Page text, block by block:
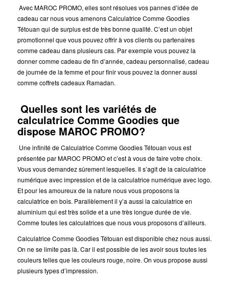
Avec MAROC PROMO, elles sont résolues vos pannes d’idée de
cadeau car nous vous amenons Calculatrice Comme Goodies
Tétouan qui de surplus est de très bonne qualité. C’est un objet
promotionnel que vous pouvez offrir à vos clients ou partenaires
comme cadeau dans plusieurs cas. Par exemple vous pouvez la
donner comme cadeau de fin d’année, cadeau personnalisé, cadeau
de journée de la femme et pour finir vous pouvez la donner aussi
comme coffrets cadeaux Ramadan.
Quelles sont les variétés de
calculatrice Comme Goodies que
dispose MAROC PROMO?
Une infinité de Calculatrice Comme Goodies Tétouan vous est
présentée par MAROC PROMO et c’est à vous de faire votre choix.
Vous vous demandez sûrement lesquelles. Il s’agit de la calculatrice
numérique avec impression et de la calculatrice numérique avec logo.
Et pour les amoureux de la nature nous vous proposons la
calculatrice en bois. Parallèlement il y’a aussi la calculatrice en
aluminium qui est très solide et a une très longue durée de vie.
Comme toutes les calculatrices que nous vous proposons d’ailleurs.
Calculatrice Comme Goodies Tétouan est disponible chez nous aussi.
On ne se limite pas là. Car il est possible de les avoir sous toutes les
couleurs telles que les couleurs rouge, noire. On vous propose aussi
plusieurs types d’impression.